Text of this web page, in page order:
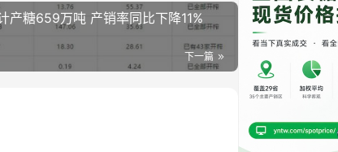
产糖659万吨 产销率同比下降11%
下一篇